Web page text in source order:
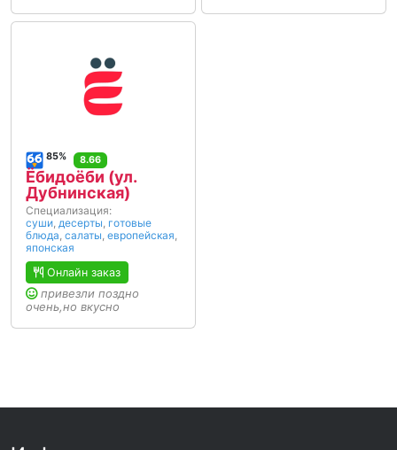
85% 8.66
Ёбидоёби (ул.
Дубнинская)
Специализация:
суши, десерты, готовые
блюда, салаты, европейская,
японская
Онлайн заказ
привезли поздно
очень,но вкусно